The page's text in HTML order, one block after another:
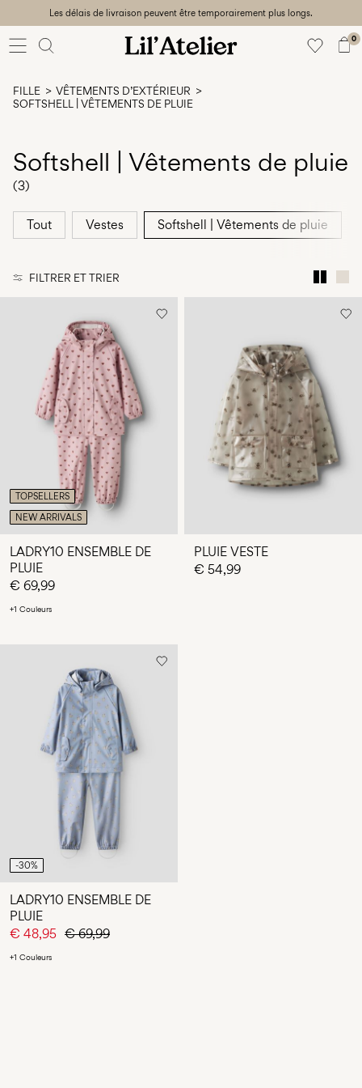
Les délais de livraison peuvent être temporairement plus longs.
0
Baby
Garçon 92-128
Sale
Beach
ready
Connectez-
questions
nous
Luxembourg
français
FILLE
VÊTEMENTS D’EXTÉRIEUR
SOFTSHELL | VÊTEMENTS DE PLUIE
Softshell | Vêtements de pluie
(3)
Tout Vestes Softshell | Vêtements de pluie
FILTRER ET TRIER
TOPSELLERS
NEW ARRIVALS
LADRY10 ENSEMBLE DE
PLUIE
€ 69,99
+1 Couleurs
PLUIE VESTE
€ 54,99
-30%
LADRY10 ENSEMBLE DE
PLUIE
€ 48,95 € 69,99
+1 Couleurs